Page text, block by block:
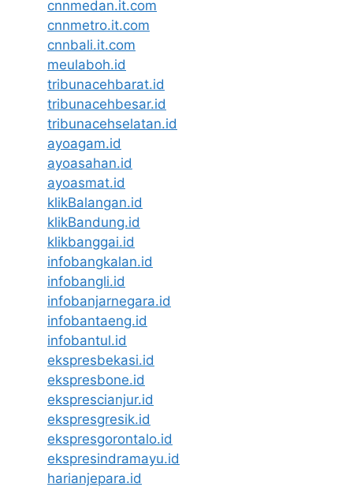
cnnmedan.it.com
cnnmetro.it.com
cnnbali.it.com
meulaboh.id
tribunacehbarat.id
tribunacehbesar.id
tribunacehselatan.id
ayoagam.id
ayoasahan.id
ayoasmat.id
klikBalangan.id
klikBandung.id
klikbanggai.id
infobangkalan.id
infobangli.id
infobanjarnegara.id
infobantaeng.id
infobantul.id
ekspresbekasi.id
ekspresbone.id
eksprescianjur.id
ekspresgresik.id
ekspresgorontalo.id
ekspresindramayu.id
harianjepara.id